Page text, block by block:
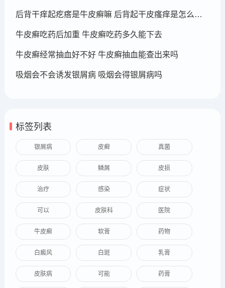
后背干痒起疙瘩是牛皮癣嘛 后背起干皮瘙痒是怎么回事
牛皮癣吃药后加重 牛皮癣吃药多久能下去
牛皮癣经常抽血好不好 牛皮癣抽血能查出来吗
吸烟会不会诱发银屑病 吸烟会得银屑病吗
标签列表
银屑病 皮癣 真菌
皮肤 鳞屑 皮损
治疗 感染 症状
可以 皮肤科 医院
牛皮癣 软膏 药物
白癜风 白斑 乳膏
皮肤病 可能 药膏